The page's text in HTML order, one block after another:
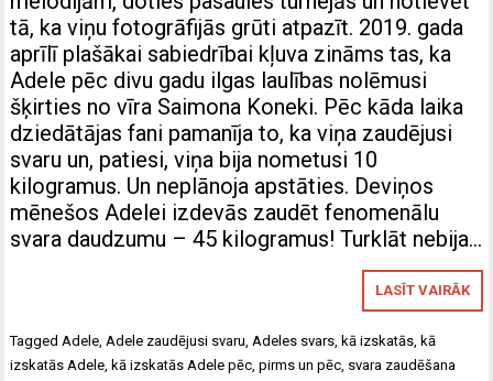
tā, ka viņu fotogrāfijās grūti atpazīt. 2019. gada
aprīlī plašākai sabiedrībai kļuva zināms tas, ka
Adele pēc divu gadu ilgas laulības nolēmusi
šķirties no vīra Saimona Koneki. Pēc kāda laika
dziedātājas fani pamanīja to, ka viņa zaudējusi
svaru un, patiesi, viņa bija nometusi 10
kilogramus. Un neplānoja apstāties. Deviņos
mēnešos Adelei izdevās zaudēt fenomenālu
svara daudzumu – 45 kilogramus! Turklāt nebija…
LASĪT VAIRĀK
Tagged Adele Adele zaudējusi svaru Adeles svars ,kā izskatās ,kā
izskatās Adele ,kā izskatās Adele pēc ,pirms un pēc svara zaudēšana